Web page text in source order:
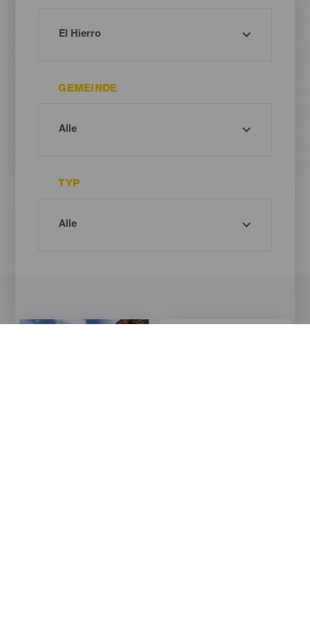
GEMEINDE
TYP
Imagen
Imagen
Imagen
Imagen